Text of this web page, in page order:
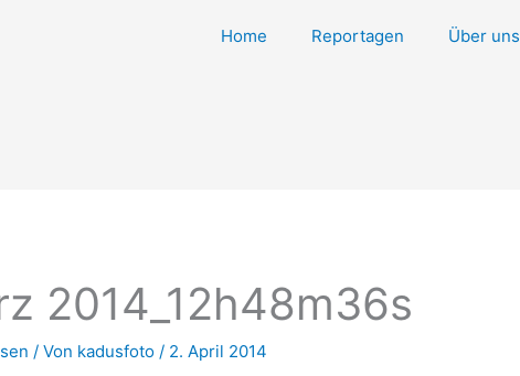
Home Reportagen Über uns
2014_12h48m36s
/ Von kadusfoto/ 2. April 2014